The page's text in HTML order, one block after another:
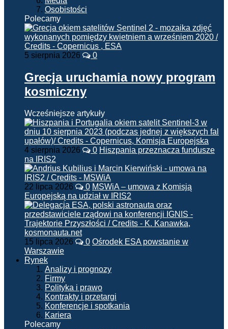
Osobistości
Polecamy
5 sierpnia 2026 0
Grecja uruchamia nowy program
kosmiczny
Wcześniejsze artykuły
4 sierpnia 2026 0 Hiszpania przeznacza fundusze
na IRIS2
22 lipca 2026 0 MSWiA – umowa z Komisją
Europejską na udział w IRIS2
15 lipca 2026 0 Ośrodek ESA powstanie w
Warszawie
Rynek
Analizy i prognozy
Firmy
Polityka i prawo
Kontrakty i przetargi
Konferencje i spotkania
Kariera
Polecamy